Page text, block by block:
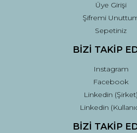
Üye Girişi
Şifremi
Sepetiniz
BİZİ TAKİP
Instagram
Facebook
Linkedin (Şirket)
Linkedin
BİZİ TAKİP